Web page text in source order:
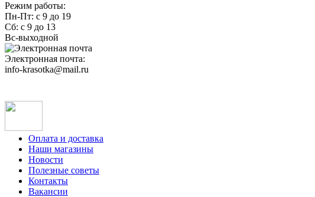
Режим работы:
Пн-Пт: с 9 до 19
Сб: с 9 до 13
Вс-выходной
Электронная почта:
info-krasotka@mail.ru
Оплата и доставка
Наши магазины
Новости
Полезные советы
Контакты
Вакансии